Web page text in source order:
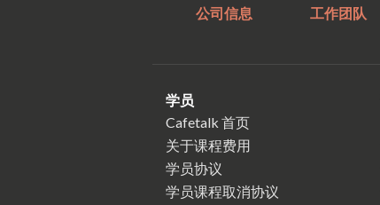
公司信息 工作团队
学员
Cafetalk 首页
关于课程费用
学员协议
学员课程取消协议